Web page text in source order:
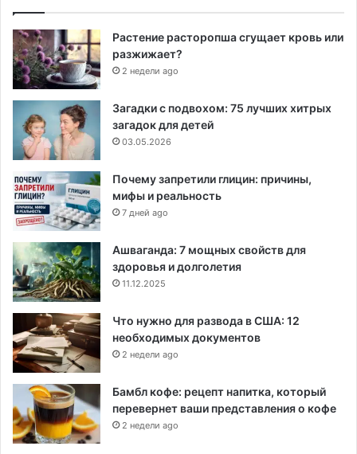
Растение расторопша сгущает кровь или
разжижает?
2 недели ago
Загадки с подвохом: 75 лучших хитрых
загадок для детей
03.05.2026
Почему запретили глицин: причины,
мифы и реальность
7 дней ago
Ашваганда: 7 мощных свойств для
здоровья и долголетия
11.12.2025
Что нужно для развода в США: 12
необходимых документов
2 недели ago
Бамбл кофе: рецепт напитка, который
перевернет ваши представления о кофе
2 недели ago